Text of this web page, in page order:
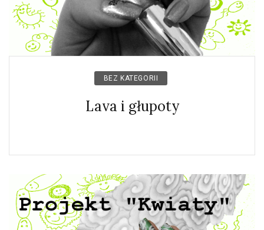
BEZ KATEGORII
Lava i głupoty